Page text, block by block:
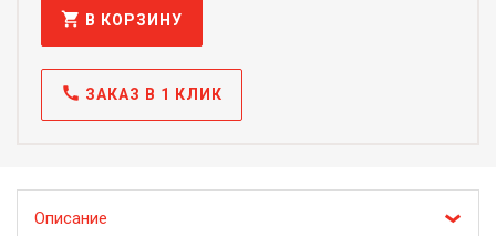
shopping_cart В КОРЗИНУ
call ЗАКАЗ В 1 КЛИК
Описание